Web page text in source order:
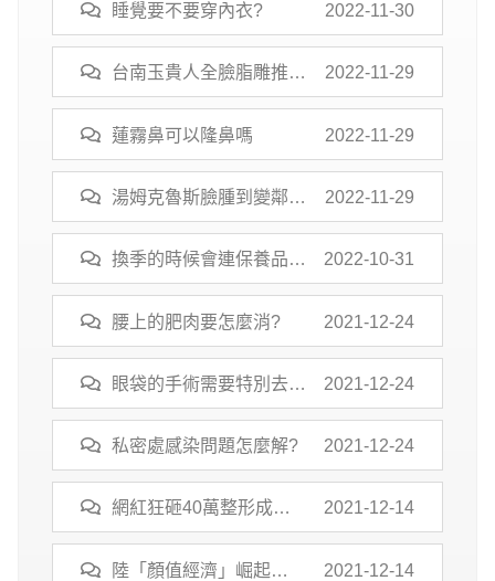
睡覺要不要穿內衣? 2022-11-30
台南玉貴人全臉脂雕推薦
嗎 做完維持度高嗎
2022-11-29
蓮霧鼻可以隆鼻嗎 2022-11-29
湯姆克魯斯臉腫到變鄰居
阿伯 整形醫師爆料：下
半臉修很大
2022-11-29
換季的時候會連保養品也
一起換嗎?
2022-10-31
腰上的肥肉要怎麼消? 2021-12-24
眼袋的手術需要特別去找
醫師嗎?
2021-12-24
私密處感染問題怎麼解? 2021-12-24
網紅狂砸40萬整形成
「真人版芭比」 3年後受
夠了…整回原本面貌
2021-12-14
陸「顏值經濟」崛起
2021-12-14